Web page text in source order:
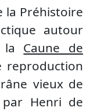
la Préhistoire
autour
la Caune de
reproduction
vieux de
Henri de